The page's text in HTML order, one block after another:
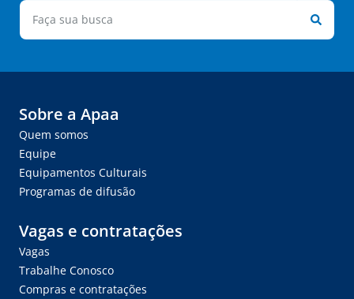
Sobre a Apaa
Quem somos
Equipe
Equipamentos Culturais
Programas de difusão
Vagas e contratações
Vagas
Trabalhe Conosco
Compras e contratações